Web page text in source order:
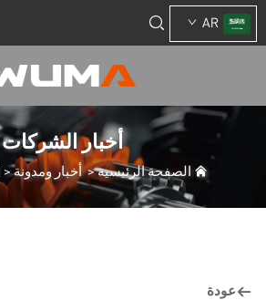
AR
أخبار الشركات
الصفحة الرئيسية>أخبار ومدونة>
عودة